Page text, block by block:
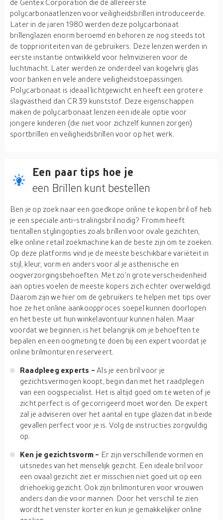
de Gentex Corporation die de allereerste
polycarbonaatlenzen voor veiligheidsbrillen introduceerde.
Later in de jaren 1980 werden deze polycarbonaat
brillenglazen enorm beroemd en behoren ze nog steeds tot
de topprioriteiten van de gebruikers. Deze lenzen werden in
eerste instantie ontwikkeld voor helmvizieren voor de
luchtmacht. Later werden ze onderdeel van kogelvrij glas
voor banken en vele andere veiligheidstoepassingen.
Polycarbonaat is ideaal lichtgewicht en heeft een grotere
slagvastheid dan CR 39 kunststof. Deze eigenschappen
maken de polycarbonaat lenzen een ideale optie voor
jongere kinderen (die niet voor zichzelf kunnen zorgen)
sportbrillen en veiligheidsbrillen voor op het werk.
Een paar tips hoe je
een Brillen kunt bestellen
Ben je op zoek naar een goedkope online te kopen bril of heb
je een speciale anti-stralingsbril nodig? Fromm heeft
tientallen stylingopties zoals brillen voor ovale gezichten,
elke online retail zoekmachine kan de beste zijn om te zoeken.
Op deze platforms vind je de meeste beschikbare variëteit in
stijl, kleur, vorm en anders voor al je asthenische en
oogverzorgingsbehoeften. Met zo'n grote verscheidenheid
aan opties voelen de meeste kopers zich echter overweldigd.
Daarom zijn we hier om de gebruikers te helpen met tips over
hoe ze het online aankoopproces soepel kunnen doorlopen
en het beste uit hun winkelavontuur kunnen halen. Maar
voordat we beginnen, is het belangrijk om je behoeften te
bepalen en een oogmeting te doen bij een expert voordat je
online brilmonturen reserveert.
Raadpleeg experts -Als je een bril voor je
gezichtsvermogen koopt, begin dan met het raadplegen
van een oogspecialist. Het is altijd goed om te weten of je
zicht perfect is of gecorrigeerd moet worden. De expert
zal je adviseren over het aantal en type glazen dat in beide
gevallen perfect voor je is. Volg de instructies zorgvuldig
op.
Ken je gezichtsvorm - Er zijn verschillende vormen en
uitsnedes van het menselijk gezicht. Een ideale bril voor
een ovaal gezicht ziet er misschien niet goed uit op een
driehoekig gezicht. Ook zijn brilmonturen voor vrouwen
anders dan die voor mannen. Door het verschil te zien
wordt het venster korter en kun je gemakkelijker online